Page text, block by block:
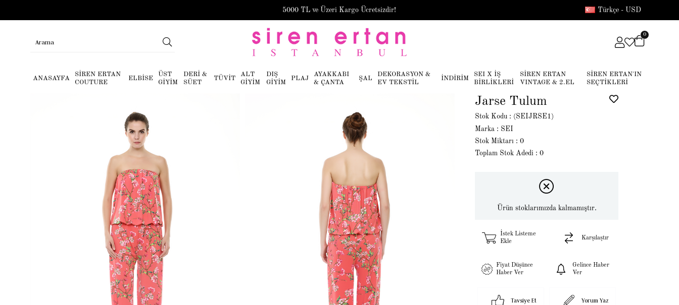
5000 TL ve Üzeri Kargo Ücretsizdir! Türkçe - USD
0
ANASAYFA
SİREN ERTAN
COUTURE
ELBİSE
ÜST
GİYİM
DERİ &
SÜET
TÜVİT
ALT
GİYİM
DIŞ
GİYİM
PLAJ
AYAKKABI
& ÇANTA
ŞAL
DEKORASYON &
EV TEKSTİL
İNDİRİM
SEI X İŞ
BİRLİKLERİ
SİREN ERTAN
VINTAGE & 2.EL
SİREN ERTAN'IN
SEÇTİKLERİ
Jarse Tulum
Stok Kodu
(SEIJRSE1)
Marka : SEI
Stok Miktarı : 0
Toplam Stok Adedi : 0
Ürün stoklarımızda kalmamıştır.
İstek Listeme
Ekle
Karşılaştır
Fiyat Düşünce
Haber Ver
Gelince Haber
Ver
Tavsiye Et Yorum Yaz